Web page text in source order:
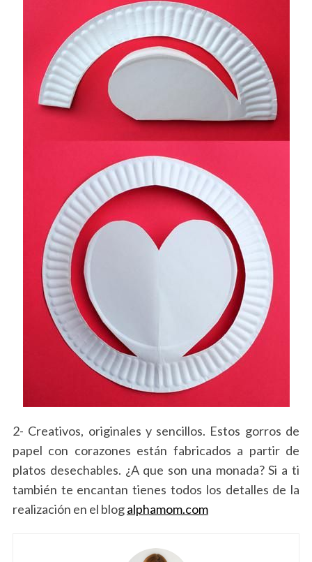
2- Creativos, originales y sencillos. Estos gorros de
papel con corazones están fabricados a partir de
platos desechables. ¿A que son una monada? Si a ti
también te encantan tienes todos los detalles de la
realización en el blogalphamom.com